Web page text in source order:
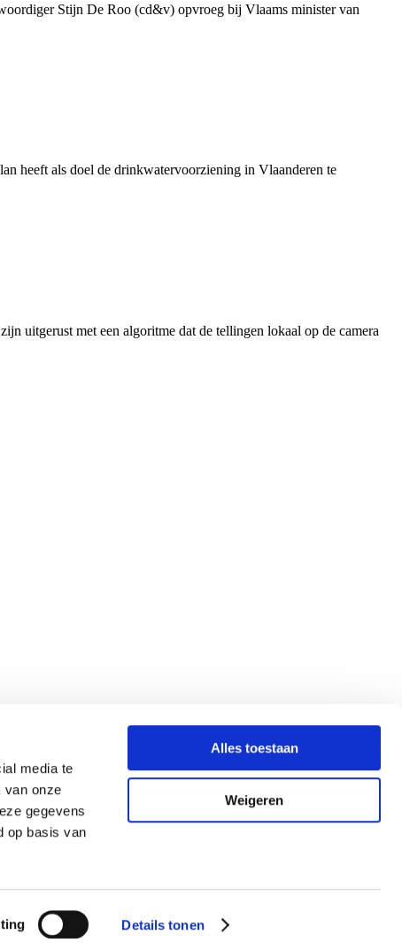
media te
van onze
gegevens
op basis van
Details tonen
Alles toestaan
Weigeren
Stijn De Roo (cd&v) opvroeg bij Vlaams minister van
heeft als doel de drinkwatervoorziening in Vlaanderen te
uitgerust met een algoritme dat de tellingen lokaal op de camera